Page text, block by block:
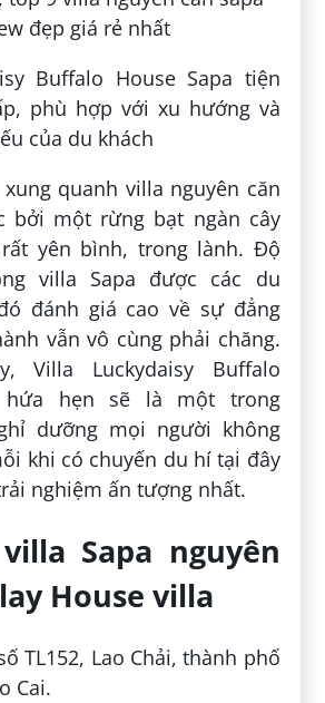
Buffalo House Sapa tiện
phù hợp với xu hướng và
của du khách
quanh villa nguyên căn
bởi một rừng bạt ngàn cây
yên bình, trong lành. Độ
villa Sapa được các du
đánh giá cao về sự đẳng
vẫn vô cùng phải chăng.
Villa Luckydaisy Buffalo
hứa hẹn sẽ là một trong
dưỡng mọi người không
khi có chuyến du hí tại đây
nghiệm ấn tượng nhất.
Sapa nguyên
House villa
TL152, Lao Chải, thành phố
Cai.